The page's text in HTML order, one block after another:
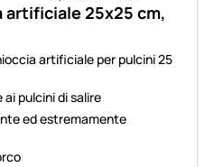
artificiale 25x25 cm,
artificiale per pulcini 25
pulcini di salire
ed estremamente